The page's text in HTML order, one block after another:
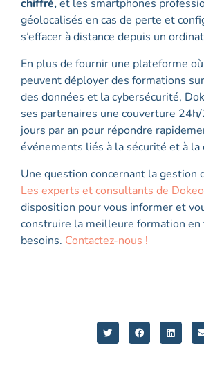
chiffré,et les smartphones
géolocalisés en cas de perte et
s’effacer à distance depuis un
En plus de fournir une plateforme
peuvent déployer des formations
des données et la cybersécurité,
ses partenaires une couverture
jours par an pour répondre
événements liés à la sécurité et à
Une question concernant la gestion
Les experts et consultants de
disposition pour vous informer et
construire la meilleure formation en
besoins. Contactez-nous !